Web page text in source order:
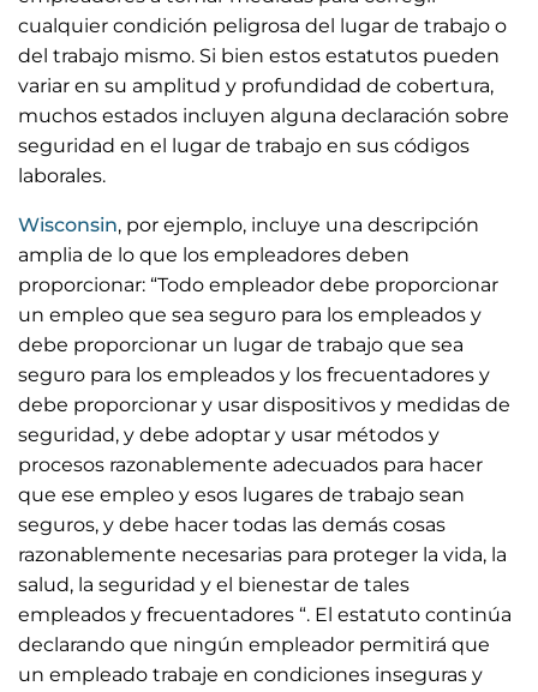
cualquier condición peligrosa del lugar de trabajo o
del trabajo mismo. Si bien estos estatutos pueden
variar en su amplitud y profundidad de cobertura,
muchos estados incluyen alguna declaración sobre
seguridad en el lugar de trabajo en sus códigos
laborales.
Wisconsin, por ejemplo, incluye una descripción
amplia de lo que los empleadores deben
proporcionar: “Todo empleador debe proporcionar
un empleo que sea seguro para los empleados y
debe proporcionar un lugar de trabajo que sea
seguro para los empleados y los frecuentadores y
debe proporcionar y usar dispositivos y medidas de
seguridad, y debe adoptar y usar métodos y
procesos razonablemente adecuados para hacer
que ese empleo y esos lugares de trabajo sean
seguros, y debe hacer todas las demás cosas
razonablemente necesarias para proteger la vida, la
salud, la seguridad y el bienestar de tales
empleados y frecuentadores “. El estatuto continúa
declarando que ningún empleador permitirá que
un empleado trabaje en condiciones inseguras y